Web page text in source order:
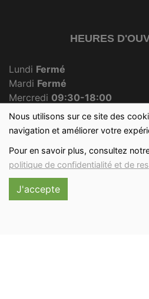
Nous utilisons sur ce site des
navigation et améliorer votre
Pour en savoir plus, consultez
politique de confidentialité et de
J'accepte
HEURES
Lundi Fermé
Mardi Fermé
Mercredi 09:30-18:00
JeudiFermé
Vendredi 09:30-18:00
Dimanche09:30-12:00